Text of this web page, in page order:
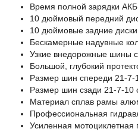
Время полной зарядки АКБ
10 дюймовый передний
10 дюймовые задние диски
Бескамерные надувные
Узкие внедорожные шины
Большой, глубокий
Размер шин спереди 21-
Размер шин сзади 21-7-
Материал сплав рамы
Профессиональная
Усиленная мотоциклетная